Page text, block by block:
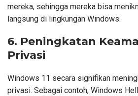
mereka, sehingga mereka bisa
langsung di lingkungan Windows.
6. Peningkatan
Privasi
Windows 11 secara signifikan
privasi. Sebagai contoh, Windows